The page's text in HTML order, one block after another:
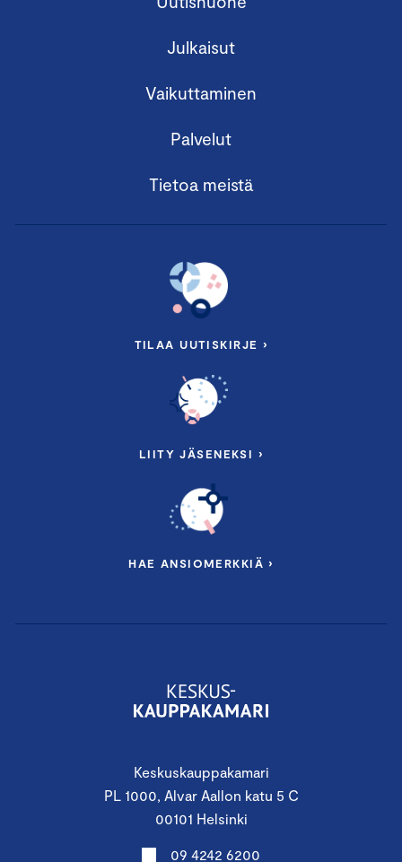
Keskuskauppakamari
PL 1000, Alvar Aallon katu 5 C
00101 Helsinki
09 4242 6200
Julkaisut
Vaikuttaminen
Palvelut
Tietoa meistä
TILAA UUTISKIRJE ›
LIITY JÄSENEKSI ›
HAE ANSIOMERKKIÄ ›